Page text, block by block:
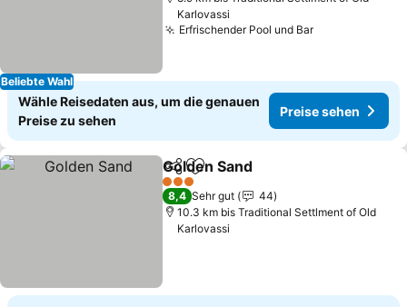
Beliebte Wahl
Karlovassi
Erfrischender Pool und Bar
Wähle Reisedaten aus, um die genauen
Preise zu sehen
Preise sehen
TeilenZu Favoriten hinzufügen
Golden Sand
3 Sterne
8,4 Sehr gut
44
10.3 km bis Traditional Settlment of Old
Karlovassi